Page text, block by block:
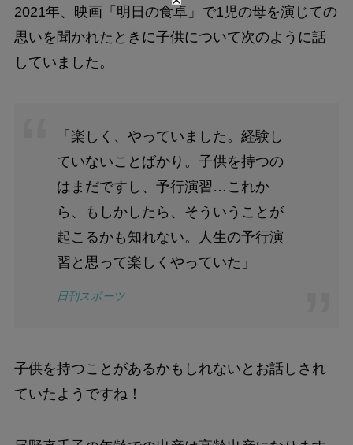
2021年、映画「明日の食卓」で1児の母を演じての
思いを聞かれたときに子供について次のように話
していました。
「楽しく、やっていました。経験し
ていないことばかり。子供を持つの
はまだですし、予行演習…これか
ら、もしかしたら、そういうことが
起こるかも知れない。人生の予行演
習と思って楽しくやっていた」
日刊スポーツ
子供を持つことがあるかもしれないとお話しされ
ていたようですね！